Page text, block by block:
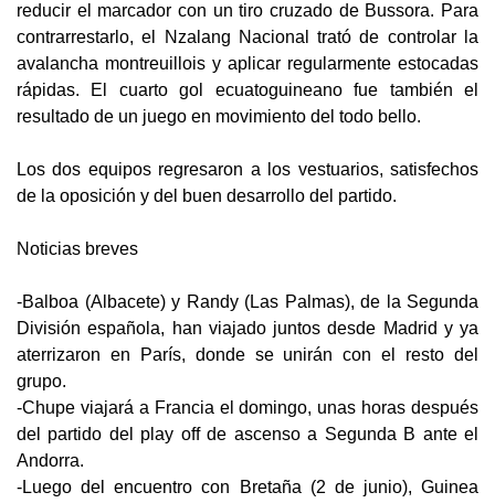
reducir el marcador con un tiro cruzado de Bussora. Para
contrarrestarlo, el Nzalang Nacional trató de controlar la
avalancha montreuillois y aplicar regularmente estocadas
rápidas. El cuarto gol ecuatoguineano fue también el
resultado de un juego en movimiento del todo bello.
Los dos equipos regresaron a los vestuarios, satisfechos
de la oposición y del buen desarrollo del partido.
Noticias breves
-Balboa (Albacete) y Randy (Las Palmas), de la Segunda
División española, han viajado juntos desde Madrid y ya
aterrizaron en París, donde se unirán con el resto del
grupo.
-Chupe viajará a Francia el domingo, unas horas después
del partido del play off de ascenso a Segunda B ante el
Andorra.
-Luego del encuentro con Bretaña (2 de junio), Guinea